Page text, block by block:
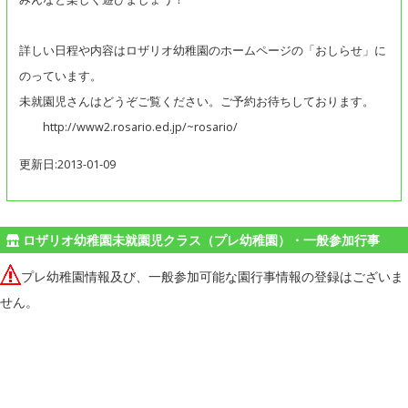
詳しい日程や内容はロザリオ幼稚園のホームページの「おしらせ」に
のっています。
未就園児さんはどうぞご覧ください。ご予約お待ちしております。
http://www2.rosario.ed.jp/~rosario/
更新日:2013-01-09
ロザリオ幼稚園未就園児クラス（プレ幼稚園）・一般参加行事
プレ幼稚園情報及び、一般参加可能な園行事情報の登録はございま
せん。